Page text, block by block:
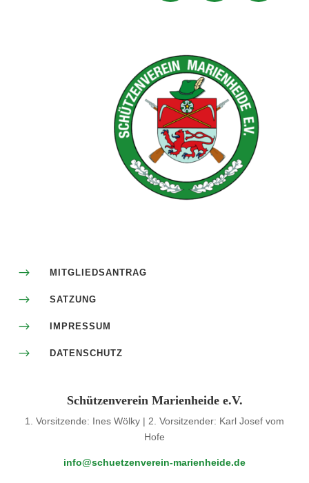
$ MITGLIEDSANTRAG
$ SATZUNG
$ IMPRESSUM
$ DATENSCHUTZ
Schützenverein Marienheide e.V.
1. Vorsitzende: Ines Wölky | 2. Vorsitzender: Karl Josef vom
Hofe
info@schuetzenverein-marienheide.de